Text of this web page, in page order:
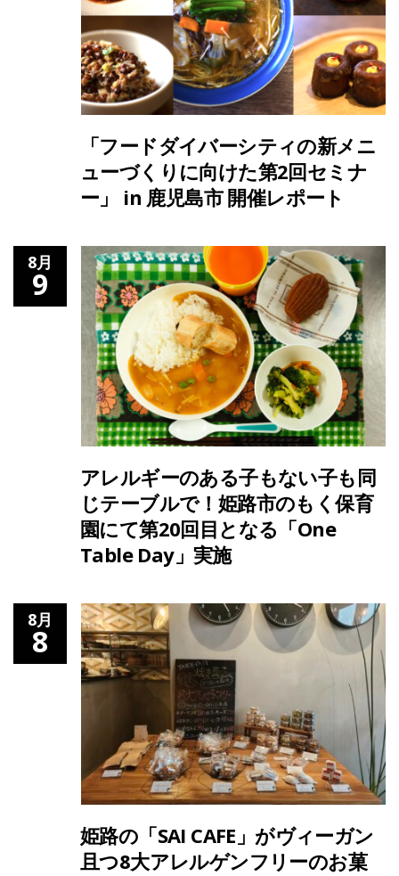
「フードダイバーシティの新メニ
ューづくりに向けた第2回セミナ
ー」 in 鹿児島市 開催レポート
8月
9
アレルギーのある子もない子も同
じテーブルで！姫路市のもく保育
園にて第20回目となる「One
Table Day」実施
8月
8
姫路の「SAI CAFE」がヴィーガン
且つ8大アレルゲンフリーのお菓